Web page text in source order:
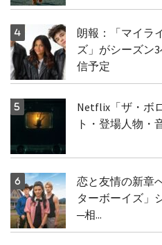
朗報：「マイラ
ズ」がシーズン
信予定
Netflix「ザ・ボ
ト・登場人物・
恋と友情の新章
ターボーイズ」
─相...